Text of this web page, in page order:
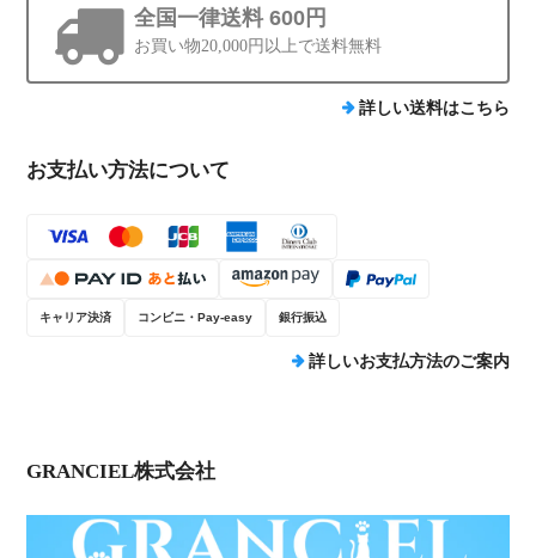
全国一律送料 600円
お買い物20,000円以上で送料無料
詳しい送料はこちら
お支払い方法について
キャリア決済 コンビニ・Pay-easy 銀行振込
詳しいお支払方法のご案内
GRANCIEL株式会社